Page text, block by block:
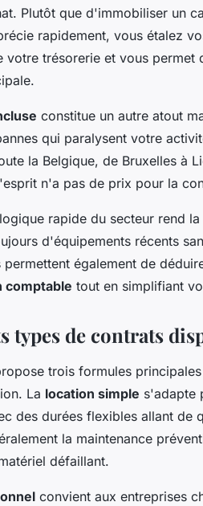
Plutôt que d'immobiliser un
rapidement, vous étalez
votre trésorerie et vous
constitue un autre atout
qui paralysent votre
la Belgique, de Bruxelles à
n'a pas de prix pour la
rapide du secteur rend
d'équipements récents
également de
comptable tout en simplifiant
types de contrats
trois formules
La location simple s'adapte
des durées flexibles allant de
la maintenance
défaillant.
convient aux entreprises